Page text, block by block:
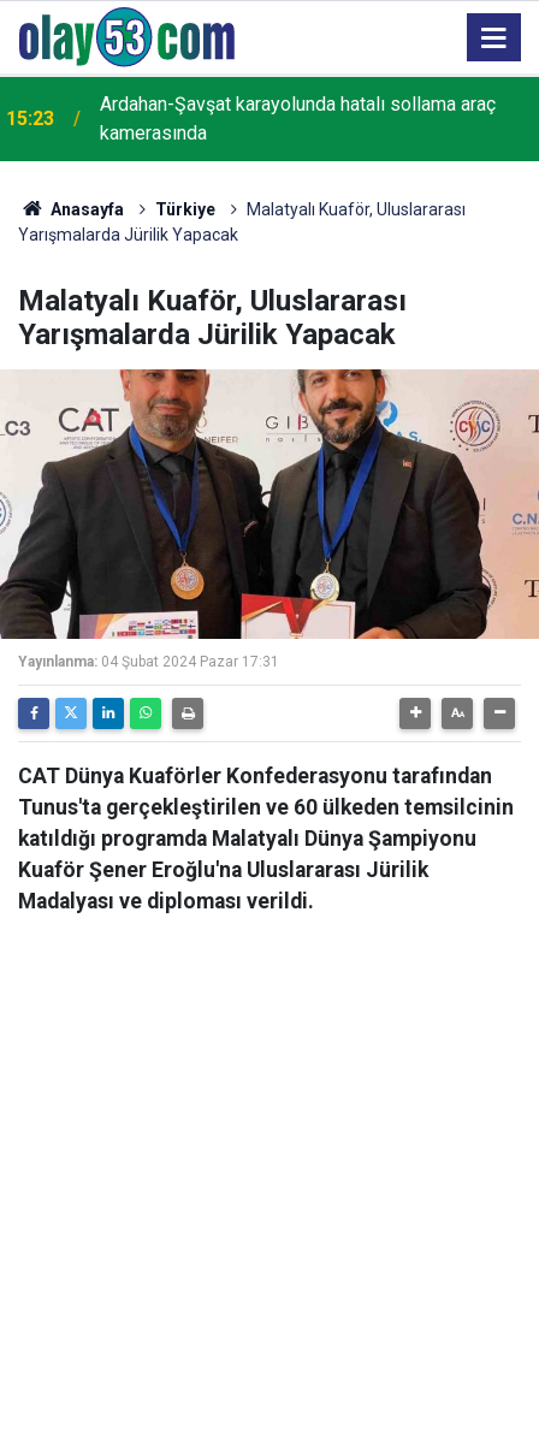
15:14 Mithat Pala Çaykur Rizespor'da Kaldı
Anasayfa Türkiye
Malatyalı Kuaför, Uluslararası
Yarışmalarda Jürilik Yapacak
Malatyalı Kuaför, Uluslararası
Yarışmalarda Jürilik Yapacak
Yayınlanma: 04 Şubat 2024 Pazar 17:31
CAT Dünya Kuaförler Konfederasyonu tarafından
Tunus'ta gerçekleştirilen ve 60 ülkeden temsilcinin
katıldığı programda Malatyalı Dünya Şampiyonu
Kuaför Şener Eroğlu'na Uluslararası Jürilik
Madalyası ve diploması verildi.